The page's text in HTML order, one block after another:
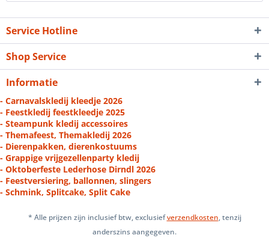
Service Hotline
Shop Service
Informatie
- Carnavalskledij kleedje 2026
- Feestkledij feestkleedje 2025
- Steampunk kledij accessoires
- Themafeest, Themakledij 2026
- Dierenpakken, dierenkostuums
- Grappige vrijgezellenparty kledij
- Oktoberfeste Lederhose Dirndl 2026
- Feestversiering, ballonnen, slingers
- Schmink, Splitcake, Split Cake
* Alle prijzen zijn inclusief btw, exclusiefverzendkosten, tenzij
anderszins aangegeven.